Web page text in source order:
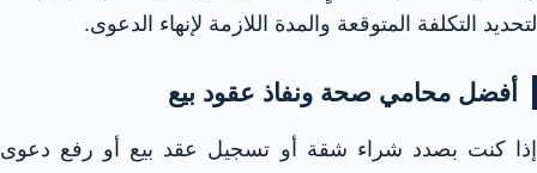
لتحديد التكلفة المتوقعة والمدة اللازمة لإنهاء الدعوى.
أفضل محامي صحة ونفاذ عقود بيع
إذا كنت بصدد شراء شقة أو تسجيل عقد بيع أو رفع دعوى